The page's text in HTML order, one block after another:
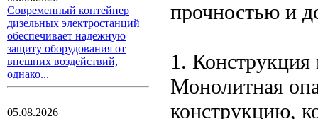
Современный контейнер
дизельных электростанций
обеспечивает надежную
защиту оборудования от
внешних воздействий,
однако...
05.08.2026
прочностью и
1.
Монолитная
конструкцию,